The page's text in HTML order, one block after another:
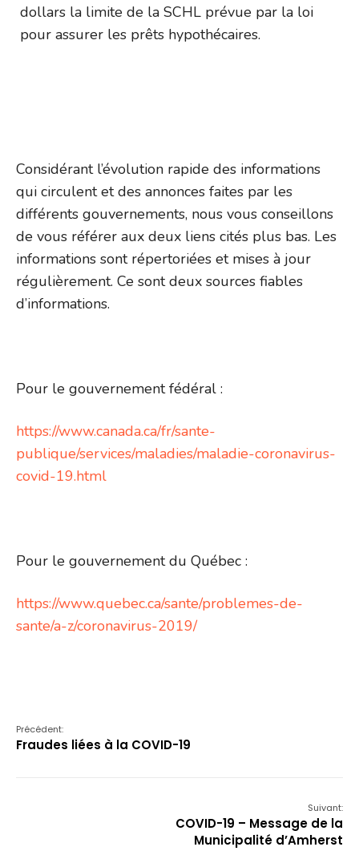
dollars la limite de la SCHL prévue par la loi
pour assurer les prêts hypothécaires.
Considérant l’évolution rapide des informations
qui circulent et des annonces faites par les
différents gouvernements, nous vous conseillons
de vous référer aux deux liens cités plus bas. Les
informations sont répertoriées et mises à jour
régulièrement. Ce sont deux sources fiables
d’informations.
Pour le gouvernement fédéral :
https://www.canada.ca/fr/sante-
publique/services/maladies/maladie-coronavirus-
covid-19.html
Pour le gouvernement du Québec :
https://www.quebec.ca/sante/problemes-de-
sante/a-z/coronavirus-2019/
Précédent:
Fraudes liées à la COVID-19
Suivant:
COVID-19 – Message de la
Municipalité d’Amherst